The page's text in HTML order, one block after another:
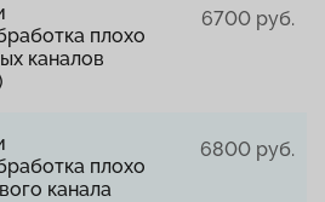
плохо
каналов
6700 руб.
плохо
канала
6800 руб.